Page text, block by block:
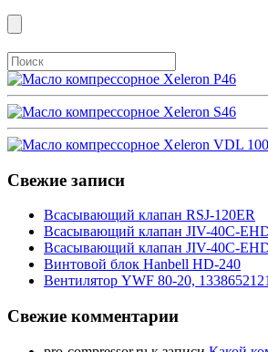
Свежие записи
Всасывающий клапан RSJ-120ER
Всасывающий клапан JIV-40C-
Всасывающий клапан JIV-40C-
Винтовой блок Hanbell HD-240
Вентилятор YWF 80-20,
Свежие комментарии